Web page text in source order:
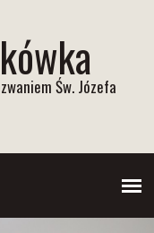
Św. Józefa